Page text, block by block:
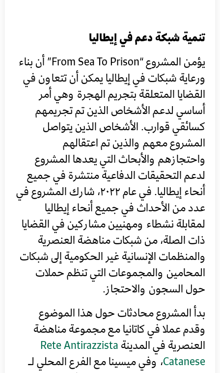
تنمية شبكة دعم في إيطاليا
يؤمن المشروع “From Sea To Prison” أن بناء
ورعاية شبكات في إيطاليا يمكن أن تتعاون في
القضايا المتعلقة بتجريم الهجرة وهي أمر
أساسي لدعم الأشخاص الذين تم تجريمهم
كسائقي قوارب. الأشخاص الذين يتواصل
المشروع معهم والذين تم اعتقالهم
واحتجازهم والأبحاث التي يعدها المشروع
لدعم التحقيقات الدفاعية منتشرة في جميع
أنحاء إيطاليا. في عام ٢٠٢٢، شارك المشروع في
عدد من الأحداث في جميع أنحاء إيطاليا
لمقابلة نشطاء ومهنيين مشاركين في القضايا
ذات الصلة، من شبكات مناهضة العنصرية
والمنظمات الإنسانية غير الحكومية إلى شبكات
المحامين والمجموعات التي تنظم حملات
حول السجون والاحتجاز.
بدأ المشروع محادثات حول هذا الموضوع
وقدم ​​عملا في كاتانيا مع مجموعة مناهضة
العنصرية في المدينةRete Antirazzista
Catanese، وفي ميسينا مع الفرع المحلي لـ